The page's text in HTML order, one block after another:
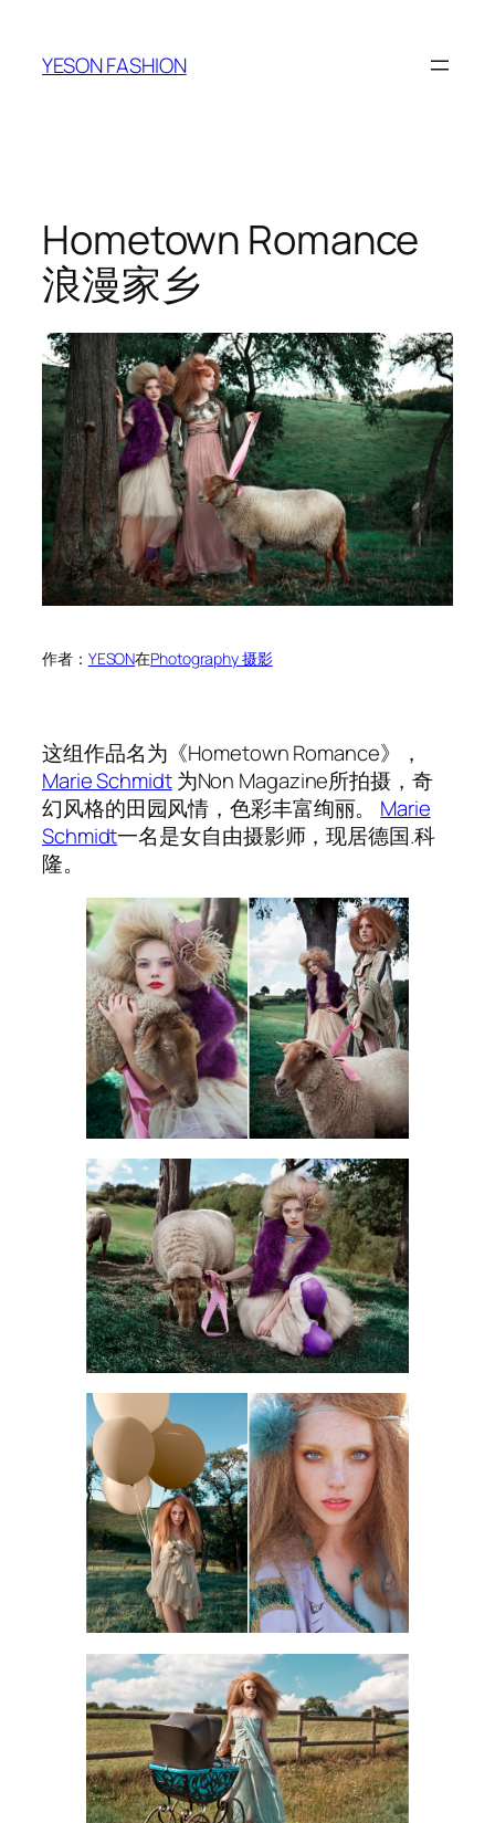
YESON FASHION
Hometown Romance
浪漫家乡
作者： YESON在Photography 摄影
这组作品名为《Hometown Romance》，
Marie Schmidt为Non Magazine所拍摄，奇
幻风格的田园风情，色彩丰富绚丽。 Marie
Schmidt一名是女自由摄影师，现居德国.科
隆。